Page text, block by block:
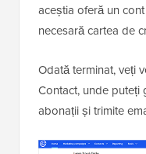
aceștia oferă un
necesară cartea de
Odată terminat, veți
Contact, unde puteți
abonații și trimite